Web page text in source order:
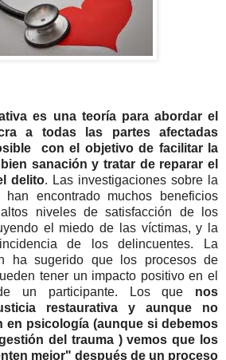
es una teoría para abordar el
a todas las partes afectadas
con el objetivo de facilitar la
sanación y tratar de reparar el
delito. Las investigaciones sobre la
han encontrado muchos beneficios
niveles de satisfacción de los
el miedo de las víctimas, y la
de los delincuentes. La
ha sugerido que los procesos de
tener un impacto positivo en el
un participante. Los que nos
restaurativa y aunque no
en psicología (aunque si debemos
del trauma ) vemos que los
mejor" después de un proceso